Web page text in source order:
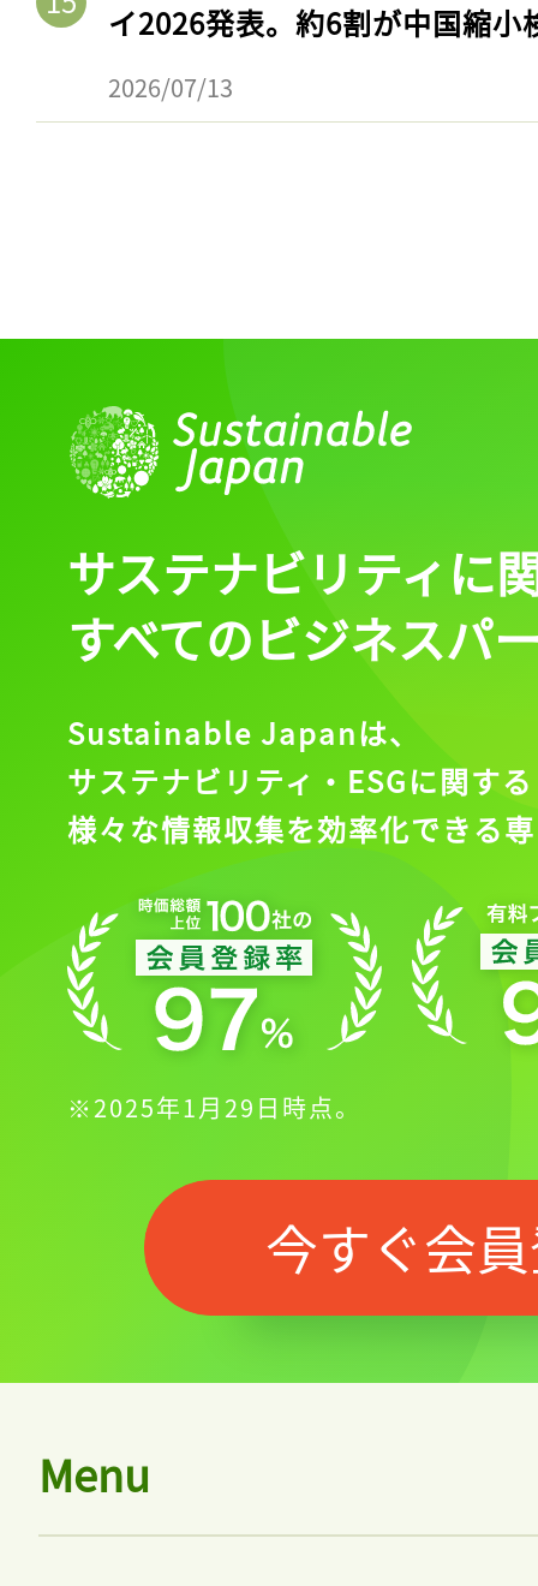
イ2026発表。約6割が中国縮小
2026/07/13
サステナビリティに
すべてのビジネスパ
Sustainable Japanは、
サステナビリティ・ESGに関する
様々な情報収集を効率化できる
※2025年1月29日時点。
今すぐ会
Menu